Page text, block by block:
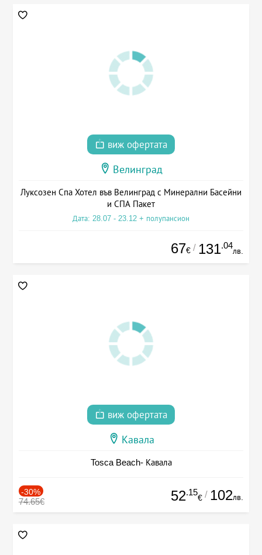
виж офертата
Велинград
Луксозен Спа Хотел във Велинград с Минерални Басейни
и СПА Пакет
Дата: 28.07 - 23.12 + полупансион
67€ / 131.04
лв.
виж офертата
Кавала
Tosca Beach- Кавала
-30%
74.65€ 52.15
€ / 102лв.